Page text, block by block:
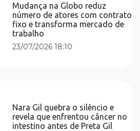
Mudança na Globo reduz
número de atores com contrato
fixo e transforma mercado de
trabalho
23/07/2026 18:10
Nara Gil quebra o silêncio e
revela que enfrentou câncer no
intestino antes de Preta Gil